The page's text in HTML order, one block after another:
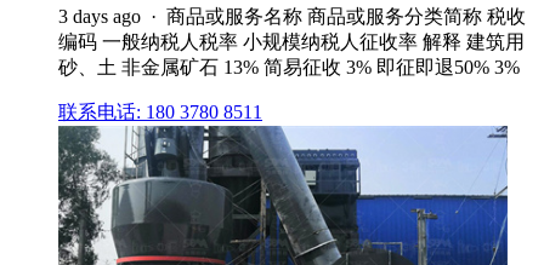
3 days ago · 商品或服务名称 商品或服务分类简称 税收
编码 一般纳税人税率 小规模纳税人征收率 解释 建筑用
砂、土 非金属矿石 13% 简易征收 3% 即征即退50% 3%
联系电话: 180 3780 8511